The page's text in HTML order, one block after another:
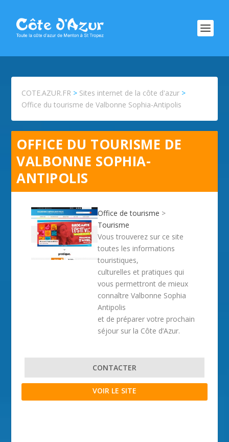
COTE.AZUR.FR > Sites internet de la côte d'azur >
Office du tourisme de Valbonne Sophia-Antipolis
OFFICE DU TOURISME DE
VALBONNE SOPHIA-
ANTIPOLIS
Office de tourisme >
Tourisme
Vous trouverez sur ce site
toutes les informations
touristiques,
culturelles et pratiques qui
vous permettront de mieux
connaître Valbonne Sophia
Antipolis
et de préparer votre prochain
séjour sur la Côte d’Azur.
CONTACTER
VOIR LE SITE